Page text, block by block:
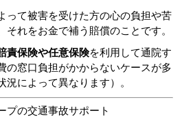
って被害を受けた方の心の負担や苦
れをお金で補う賠償のことです。
責保険や任意保険を利用して通院す
の窓口負担がかからないケースが多
況によって異なります）。
プの交通事故サポート